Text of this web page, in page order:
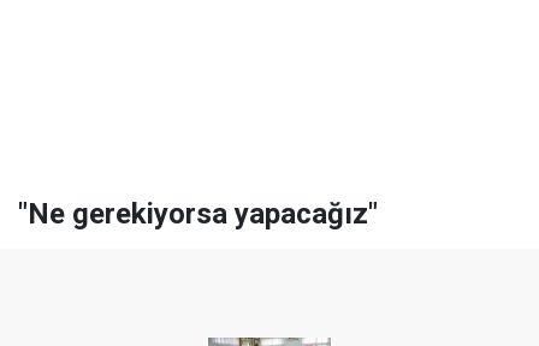
"Ne gerekiyorsa yapacağız"